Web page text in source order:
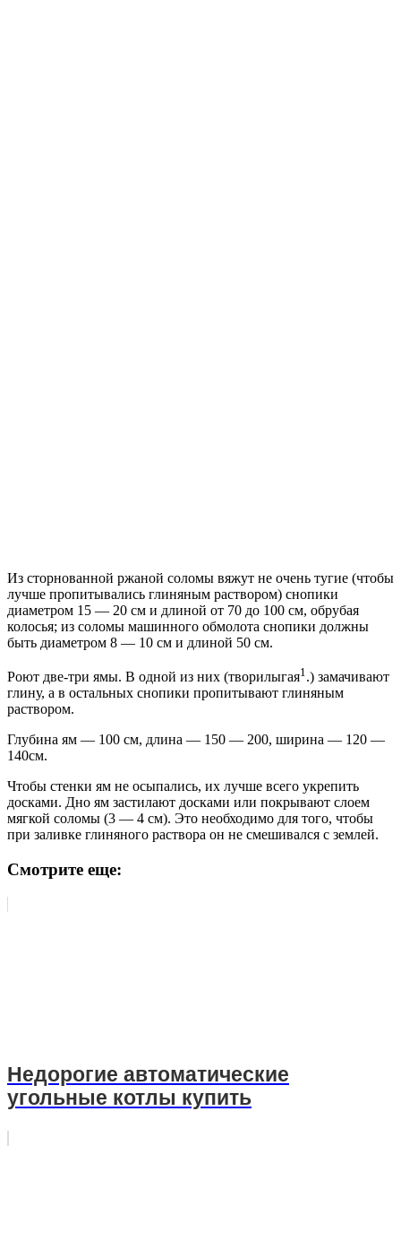
Из сторнованной ржаной соломы вяжут не очень тугие (чтобы
лучше пропитывались глиняным раствором) снопики
диаметром 15 — 20 см и длиной от 70 до 100 см, обрубая
колосья; из соломы машинного обмолота снопики должны
быть диаметром 8 — 10 см и длиной 50 см.
Роют две-три ямы. В одной из них (творилыгая1 .) замачивают
глину, а в остальных снопики пропитывают глиняным
раствором.
Глубина ям — 100 см, длина — 150 — 200, ширина — 120 —
140см.
Чтобы стенки ям не осыпались, их лучше всего укрепить
досками. Дно ям застилают досками или покрывают слоем
мягкой соломы (3 — 4 см). Это необходимо для того, чтобы
при заливке глиняного раствора он не смешивался с землей.
Смотрите еще:
Недорогие автоматические
угольные котлы купить